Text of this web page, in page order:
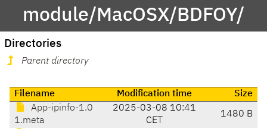
module/MacOSX/BDFOY/
Directories
Parent directory
Filename Modification time
Size
App-ipinfo-1.0
1.meta
2025-03-08 10:41
CET
1480 B